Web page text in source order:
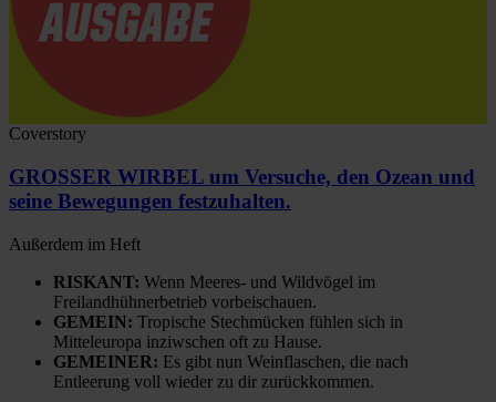
Coverstory
GROSSER WIRBEL um Versuche, den Ozean und
seine Bewegungen festzuhalten.
Außerdem im Heft
RISKANT: Wenn Meeres- und Wildvögel im
Freilandhühnerbetrieb vorbeischauen.
GEMEIN: Tropische Stechmücken fühlen sich in
Mitteleuropa inziwschen oft zu Hause.
GEMEINER: Es gibt nun Weinflaschen, die nach
Entleerung voll wieder zu dir zurückkommen.